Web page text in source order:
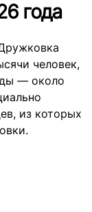
года
человек,
— около
из которых